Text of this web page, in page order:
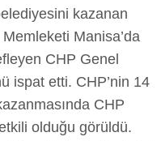
kazanan
Memleketi Manisa’da
CHP Genel
ispat etti. CHP’nin 14
CHP
olduğu görüldü.